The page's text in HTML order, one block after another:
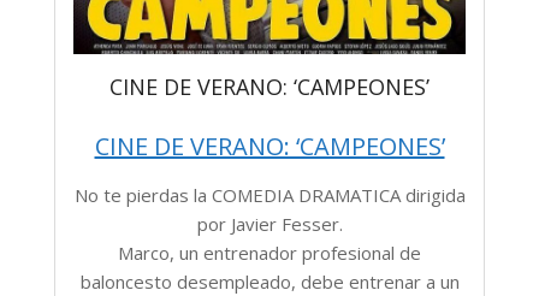
CINE DE VERANO: ‘CAMPEONES’
CINE DE VERANO: ‘CAMPEONES’
No te pierdas la COMEDIA DRAMATICA dirigida
por Javier Fesser.
Marco, un entrenador profesional de
baloncesto desempleado, debe entrenar a un